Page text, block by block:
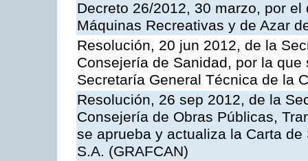
Decreto 26/2012, 30 marzo, por
Máquinas Recreativas y de Azar
Resolución, 20 jun 2012, de la
Consejería de Sanidad, por la
Secretaría General Técnica de la
Resolución, 26 sep 2012, de la
Consejería de Obras Públicas,
se aprueba y actualiza la Carta
S.A. (GRAFCAN)